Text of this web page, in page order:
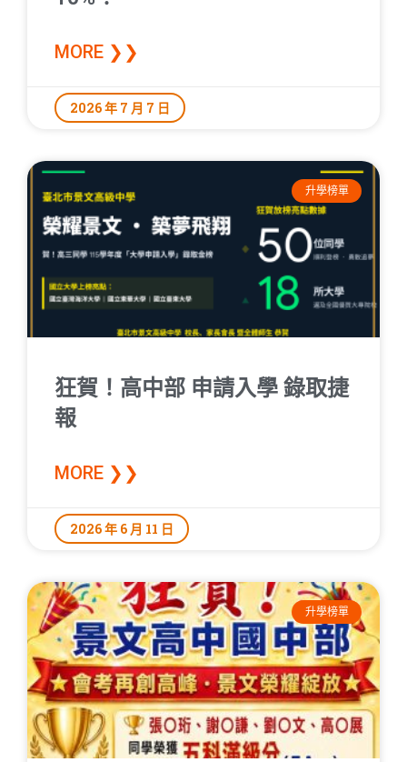
MORE ❯❯
2026 年 7 月 7 日
升學榜單
狂賀！高中部 申請入學 錄取捷
報
MORE ❯❯
2026 年 6 月 11 日
升學榜單